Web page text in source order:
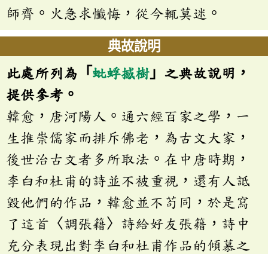
師齊。火急求懺悔，從今輒莫迷。
典故說明
此處所列為「 蚍蜉撼樹 」之典故說明，
提供參考。
韓愈，唐河陽人。通六經百家之學，一
生推崇儒家而排斥佛老，為古文大家，
後世治古文者多所取法。在中唐時期，
李白和杜甫的詩並不被重視，還有人詆
毀他們的作品，韓愈並不苟同，於是寫
了這首〈調張籍〉詩給好友張籍，詩中
充分表現出對李白和杜甫作品的傾慕之